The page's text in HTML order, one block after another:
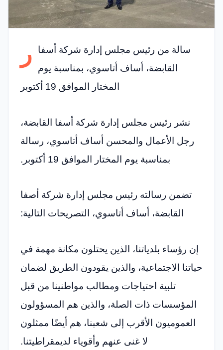
ر
سالة من رئيس مجلس إدارة شركة أسفا
القابضة، أساف أتاسوي، بمناسبة يوم
المختار الموافق 19 أكتوبر
نشر رئيس مجلس إدارة شركة أسفا القابضة،
رجل الأعمال والمحسن أساف أتاسوي، رسالة
بمناسبة يوم المختار الموافق 19 أكتوبر.
تضمن رسالته رئيس مجلس إدارة شركة أصفا
القابضة، أساف أتاسوي، التصريحات التالية:
إن رؤساء بلدياتنا، الذين يحتلون مكانة مهمة في
حياتنا الاجتماعية، والذين يقودون الطريق لضمان
تلبية احتياجات ومطالب مواطنينا من قبل
المؤسسات ذات الصلة، والذين هم المسؤولون
العموميون الأقرب إلى شعبنا، هم أيضًا ممثلون
لا غنى عنهم وأقوياء لديمقراطيتنا.